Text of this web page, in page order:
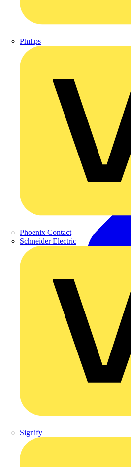
Philips
Phoenix Contact
Schneider Electric
Signify